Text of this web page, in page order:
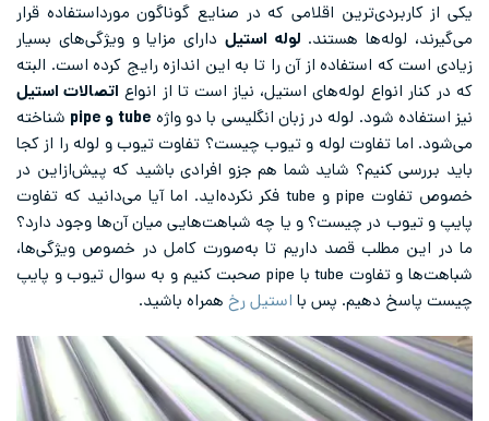
یکی از کاربردی‌ترین اقلامی که در صنایع گوناگون مورداستفاده قرار
می‌گیرند، لوله‌ها هستند. لوله استیل دارای مزایا و ویژگی‌های بسیار
زیادی است که استفاده از آن را تا به این اندازه رایج کرده است. البته
که در کنار انواع لوله‌های استیل، نیاز است تا از انواع اتصالات استیل
نیز استفاده شود. لوله در زبان انگلیسی با دو واژه tubeوpipe شناخته
می‌شود. اما تفاوت لوله و تیوب چیست؟ تفاوت تیوب و لوله را از کجا
باید بررسی کنیم؟ شاید شما هم جزو افرادی باشید که پیش‌ازاین در
خصوص تفاوت pipe و tube فکر نکرده‌اید. اما آیا می‌دانید که تفاوت
پایپ و تیوب در چیست؟ و یا چه شباهت‌هایی میان آن‌ها وجود دارد؟
ما در این مطلب قصد داریم تا به‌صورت کامل در خصوص ویژگی‌ها،
شباهت‌ها و تفاوت tube با pipe صحبت کنیم و به سوال تیوب و پایپ
چیست پاسخ دهیم. پس با استیل رخ همراه باشید.